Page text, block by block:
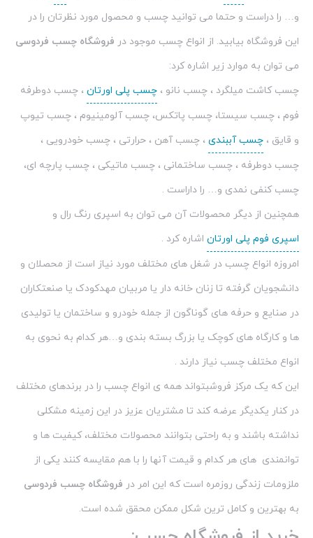
چسب کاشت میلگرد ، چسب نانو ،
چسب پلی اورتان، چسب دوطرفه
فوم ، چسب سیستا، چسب پاتکس، چسب آلومینیوم ، چسب تیوپ
و قایق ، چسب آببندی
، چسب آهن ، حرارتی ، چسب خودرویی ،
چسب دوطرفه ، چسب ساختمانی ، چسب ماتیکی ، چسب پارچه ای،
چسب کنفی نمدی و… را داراست .
همچنین از دیگر محصولات آن می توان به اسپری رنگ رال و
اسپری فوم پلی اورتان
اشاره کرد .
امروزه انواع چسب در شغل های مختلف مورد نیاز است از محصلان و
دانشجویان گرفته تا زنان خانه دار یا مربیان مهدکودک یا صنعتکاران
در صنایع و حرفه های گوناگون از جمله خودرو و ساختمان یا تولیدی
ها و کارگاه های کوچک یا بزرگ بسته بندی و…هر کدام به نحوی به
انواع مختلف چسب نیاز دارند .
این که یک مرکز فروشبتواند همه ی انواع چسب را در برندهای مختلف
در کنار یکدیگر عرضه کند تا مشتریان عزیز در این زمینه مشکلی
نداشته باشند و به راحتی بتوانند محصولات مختلف، کیفیت ها و
توانمندی های هر کدام و قیمت آنها را با هم مقایسه کنند یکی از
ملزومات زندگی روزمره است که این امر در
فروشگاه چسب فردوسی
به بهترین و کامل ترین شکل ممکن محقق شده است.
خرید از فروشگاه چسب: